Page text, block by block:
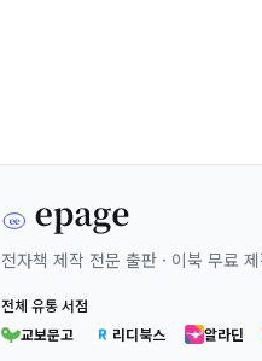
전자책 제작 전문 출판 · 이북 무료
전체 유통 서점
교보문고
리디북스 알라딘